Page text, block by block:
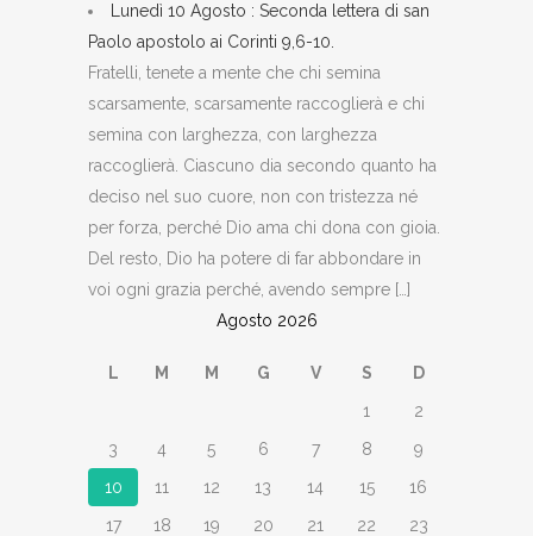
Lunedì 10 Agosto : Seconda lettera di san
Paolo apostolo ai Corinti 9,6-10.
Fratelli, tenete a mente che chi semina
scarsamente, scarsamente raccoglierà e chi
semina con larghezza, con larghezza
raccoglierà. Ciascuno dia secondo quanto ha
deciso nel suo cuore, non con tristezza né
per forza, perché Dio ama chi dona con gioia.
Del resto, Dio ha potere di far abbondare in
voi ogni grazia perché, avendo sempre […]
Agosto 2026
L M M G V S
D
1
2
3
4 5 6 7 8
9
10
11 12 13 14 15
16
17
18 19 20 21 22
23